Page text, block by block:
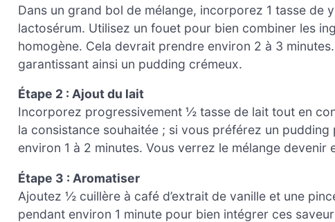
Dans un grand bol de mélange, incorporez 1 tasse
lactosérum. Utilisez un fouet pour bien combiner les
homogène. Cela devrait prendre environ 2 à 3
garantissant ainsi un pudding crémeux.
Étape 2 : Ajout du lait
Incorporez progressivement ½ tasse de lait tout en
la consistance souhaitée ; si vous préférez un
environ 1 à 2 minutes. Vous verrez le mélange
Étape 3 : Aromatiser
Ajoutez ½ cuillère à café d’extrait de vanille et une
pendant environ 1 minute pour bien intégrer ces